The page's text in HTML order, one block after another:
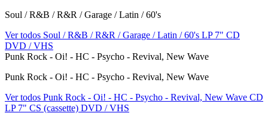
Soul / R&B / R&R / Garage / Latin / 60's
Ver todos Soul / R&B / R&R / Garage / Latin / 60's LP 7" CD
DVD / VHS
Punk Rock - Oi! - HC - Psycho - Revival, New Wave
Punk Rock - Oi! - HC - Psycho - Revival, New Wave
Ver todos Punk Rock - Oi! - HC - Psycho - Revival, New Wave CD
LP 7" CS (cassette) DVD / VHS